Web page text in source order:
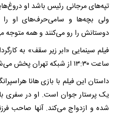
تپه‌های مرجانی رئیس باشد او
ولی بچه‌ها و سامی‌حرف‌های او
دوستانش را رو می‌کنند و همه‌
‌ساعت ۱۳:۳۰ از شبکه‌ تهران پخش می‌شود.
داستان این فیلم با بازی ‌هانا
یک پرستار جوان است. او در سفری با
شده‌ و ازدواج می‌کند. آنها صاحب